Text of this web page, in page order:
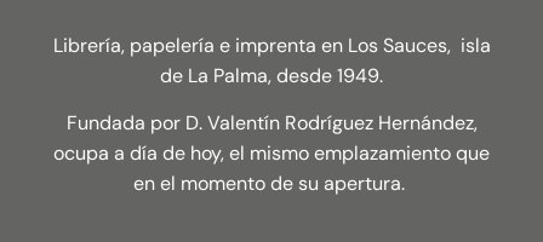
Librería, papelería e imprenta en Los Sauces, isla
de La Palma, desde 1949.
Fundada por D. Valentín Rodríguez Hernández,
ocupa a día de hoy, el mismo emplazamiento que
en el momento de su apertura.